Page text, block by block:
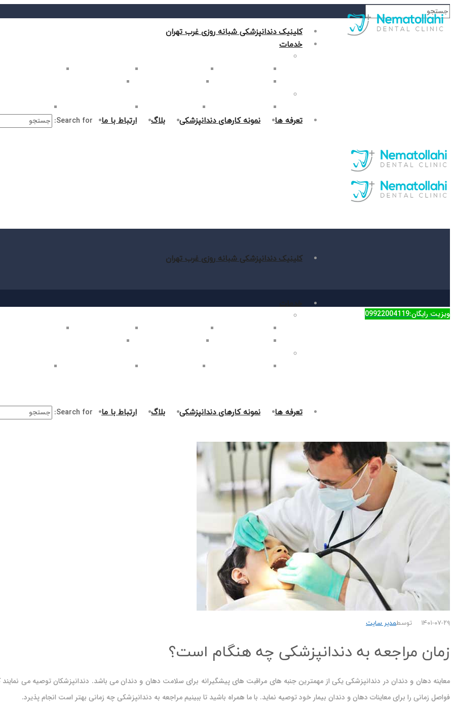
کلینیک دندانپزشکی شبانه روزی غرب تهران
خدمات
جراحی فک در غرب تهران
بلیچینگ دندان در غرب تهران لمینت دندان در غرب تهران کامپوزیت دندان در غرب
روکش دندان در غرب تهران
اصلاح طرح لبخند در غرب تهران
پر کردن دندان در غرب تهران
جراحی دندان در غرب تهران درمان ریشه دندان در غرب تهران جراحی لثه در غرب
تعرفه ها نمونه کارهای دندانپزشکی بلاگ ارتباط با ما Search for:
کلینیک دندانپزشکی شبانه روزی غرب تهران
جراحی فک در غرب تهران
بلیچینگ دندان در غرب تهران لمینت دندان در غرب تهران کامپوزیت دندان در غرب
روکش دندان در غرب تهران
اصلاح طرح لبخند در غرب تهران
پر کردن دندان در غرب تهران
جراحی دندان در غرب تهران درمان ریشه دندان در غرب تهران جراحی لثه در غرب
تعرفه ها نمونه کارهای دندانپزشکی بلاگ ارتباط با ما Search for:
۱۴۰۱-۰۷-۲۹ توسطمدیر سایت
زمان مراجعه به دندانپزشکی چه هنگام است؟
معاینه دهان و دندان در دندانپزشکی یکی از مهمترین جنبه های مراقبت های پیشگیرانه برای سلامت دهان و دندان می باشد. دندانپزشکان توصیه می
فواصل زمانی را برای معاینات دهان و دندان بیمار خود توصیه نماید. با ما همراه باشید تا ببینیم مراجعه به دندانپزشکی چه زمانی بهتر است انجام پذیرد.
ویزیت رایگان:09922004119